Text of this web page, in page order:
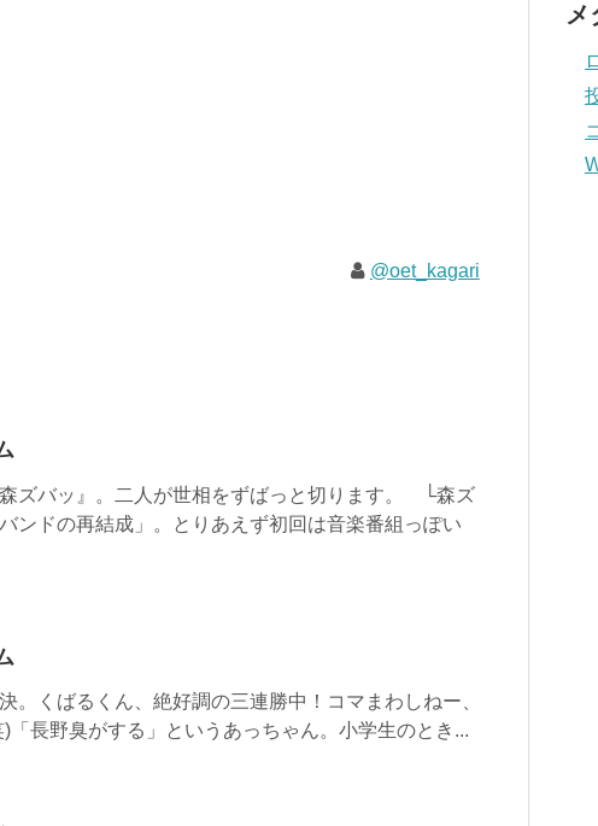
@oet_kagari
ズバッ』。二人が世相をずばっと切ります。 └森ズ
ンドの再結成」。とりあえず初回は音楽番組っぽい
。くばるくん、絶好調の三連勝中！コマまわしねー、
「長野臭がする」というあっちゃん。小学生のとき...
メ